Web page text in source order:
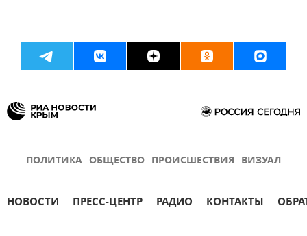
ПОЛИТИКА ОБЩЕСТВО ПРОИСШЕСТВИЯ ВИЗУАЛ
НОВОСТИ ПРЕСС-ЦЕНТР РАДИО КОНТАКТЫ